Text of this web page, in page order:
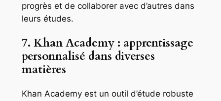
progrès et de collaborer avec d’autres dans
leurs études.
7. Khan Academy : apprentissage
personnalisé dans diverses
matières
Khan Academy est un outil d’étude robuste